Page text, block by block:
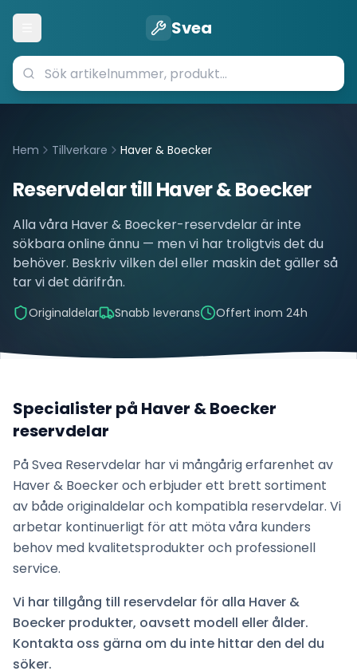
Öppna meny Svea
Hem Tillverkare Haver & Boecker
Reservdelar tillHaver & Boecker
Alla våra Haver & Boecker-reservdelar är inte
sökbara online ännu — men vi har troligtvis det du
behöver. Beskriv vilken del eller maskin det gäller så
tar vi det därifrån.
Originaldelar Snabb leverans Offert inom 24h
Specialister på Haver & Boecker
reservdelar
På Svea Reservdelar har vi mångårig erfarenhet av
Haver & Boeckeroch erbjuder ett brett sortiment
av både originaldelar och kompatibla reservdelar. Vi
arbetar kontinuerligt för att möta våra kunders
behov med kvalitetsprodukter och professionell
service.
Vi har tillgång till reservdelar för alla Haver &
Boecker produkter, oavsett modell eller ålder.
Kontakta oss gärna om du inte hittar den del du
söker.